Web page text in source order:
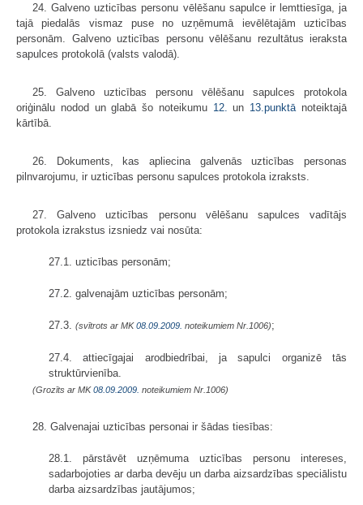
24. Galveno uzticības personu vēlēšanu sapulce ir lemttiesīga, ja
tajā piedalās vismaz puse no uzņēmumā ievēlētajām uzticības
personām. Galveno uzticības personu vēlēšanu rezultātus ieraksta
sapulces protokolā (valsts valodā).
25. Galveno uzticības personu vēlēšanu sapulces protokola
oriģinālu nodod un glabā šo noteikumu 12.un 13.punktā noteiktajā
kārtībā.
26. Dokuments, kas apliecina galvenās uzticības personas
pilnvarojumu, ir uzticības personu sapulces protokola izraksts.
27. Galveno uzticības personu vēlēšanu sapulces vadītājs
protokola izrakstus izsniedz vai nosūta:
27.1. uzticības personām;
27.2. galvenajām uzticības personām;
27.3. (svītrots ar MK08.09.2009. noteikumiem Nr.1006);
27.4. attiecīgajai arodbiedrībai, ja sapulci organizē tās
struktūrvienība.
(Grozīts ar MK08.09.2009. noteikumiem Nr.1006)
28. Galvenajai uzticības personai ir šādas tiesības:
28.1. pārstāvēt uzņēmuma uzticības personu intereses,
sadarbojoties ar darba devēju un darba aizsardzības speciālistu
darba aizsardzības jautājumos;